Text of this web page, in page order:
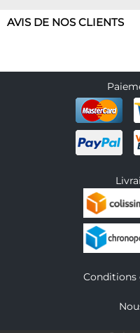
AVIS DE NOS CLIENTS
Conditions